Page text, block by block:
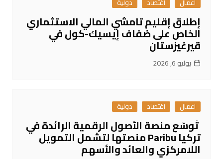
إطلاق إقليم تامشي المالي الاستثماري
الخاص على ضفاف إيسيك-كول في
قيرغيزستان
يوليو 6, 2026
اعمال اقتصاد دولية
تُوسّع منصة الأصول الرقمية الرائدة في
تركيا Paribu منصتها لتشمل التمويل
اللامركزي والعائد والأسهم